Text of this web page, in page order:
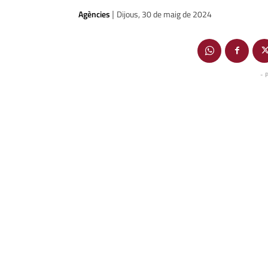
Agències | Dijous, 30 de maig de 2024
-